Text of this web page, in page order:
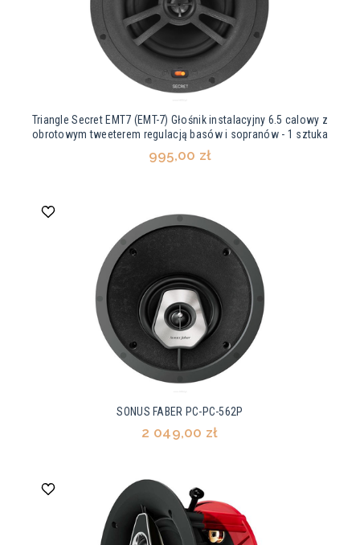
Triangle Secret EMT7 (EMT-7) Głośnik instalacyjny 6.5 calowy z
obrotowym tweeterem regulacją basów i sopranów - 1 sztuka
995,00 zł
SONUS FABER PC-PC-562P
2 049,00 zł